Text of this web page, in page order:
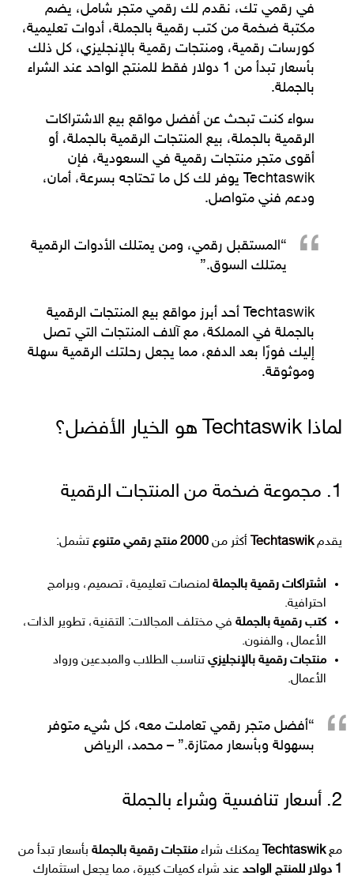
في رقمي تك، نقدم لك رقمي متجر شامل، يضم
مكتبة ضخمة من كتب رقمية بالجملة، أدوات تعليمية،
كورسات رقمية، ومنتجات رقمية بالإنجليزي، كل ذلك
بأسعار تبدأ من
1 دولار فقط للمنتج الواحد عند الشراء
بالجملة.
سواء كنت تبحث عن أفضل مواقع بيع الاشتراكات
الرقمية بالجملة، بيع المنتجات الرقمية بالجملة، أو
أقوى متجر منتجات رقمية في السعودية، فإن
Techtaswik يوفر لك كل ما تحتاجه بسرعة، أمان،
ودعم فني متواصل.
“المستقبل رقمي، ومن يمتلك الأدوات الرقمية
يمتلك السوق.”
Techtaswik أحد أبرز مواقع بيع المنتجات الرقمية
بالجملة في المملكة، مع آلاف المنتجات التي تصل
إليك فورًا بعد الدفع، مما يجعل رحلتك الرقمية سهلة
وموثوقة.
لماذا Techtaswik هو الخيار الأفضل؟
1. مجموعة ضخمة من المنتجات الرقمية
يقدمTechtaswik أكثر من 2000 منتج رقمي متنوع تشمل:
اشتراكات رقمية بالجملة لمنصات تعليمية، تصميم، وبرامج
احترافية.
كتب رقمية بالجملة في مختلف المجالات: التقنية، تطوير الذات،
الأعمال، والفنون.
منتجات رقمية بالإنجليزي تناسب الطلاب والمبدعين ورواد
الأعمال.
“أفضل متجر رقمي تعاملت معه، كل شيء متوفر
بسهولة وبأسعار ممتازة.” – محمد، الرياض
2. أسعار تنافسية وشراء بالجملة
معTechtaswik يمكنك شراء منتجات رقمية بالجملة بأسعار تبدأ من
1 دولار للمنتج الواحد
عند شراء كميات كبيرة، مما يجعل استثمارك